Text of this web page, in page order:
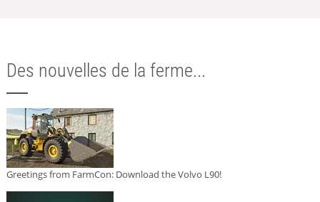
Des nouvelles de la ferme...
Greetings from FarmCon: Download the Volvo L90!